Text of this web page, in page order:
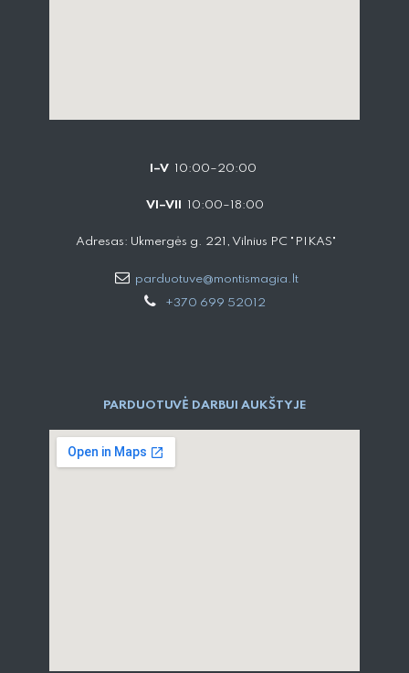
I–V 10:00–20:00
VI–VII 10:00–18:00
Adresas: Ukmergės g. 221, Vilnius PC "PIKAS"
parduotuve@montismagia.lt
+370 699 52012
PARDUOTUVĖ DARBUI AUKŠTYJE